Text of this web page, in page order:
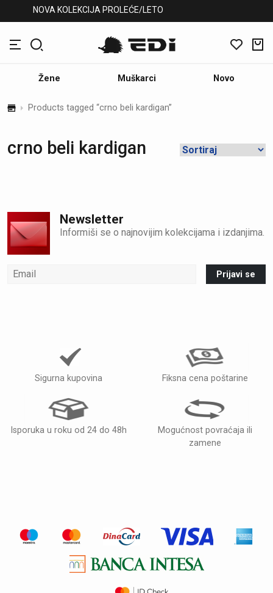
NOVA KOLEKCIJA PROLEĆE/LETO
Žene Muškarci Novo
Products tagged “crno beli kardigan”
crno beli kardigan
Newsletter
Informiši se o najnovijim kolekcijama i izdanjima.
Prijavi se
Sigurna kupovina Fiksna cena poštarine
Isporuka u roku od 24 do 48h
Mogućnost povraćaja ili
zamene